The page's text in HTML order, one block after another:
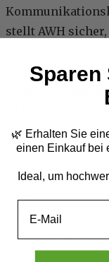
stellt AWH
zuverlässigen
Dieser
Vertrauen
Die
Das
AWH ist ein
den Wert für die
Rentabilität zu
Sparen
🌿 Erhalten Sie
einen Einkauf bei
Ideal, um
Email